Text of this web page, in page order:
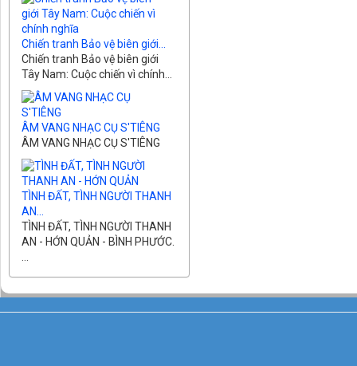
Chiến tranh Bảo vệ biên giới...
Chiến tranh Bảo vệ biên giới
Tây Nam: Cuộc chiến vì chính...
ÂM VANG NHẠC CỤ S'TIÊNG
ÂM VANG NHẠC CỤ S'TIÊNG
TÌNH ĐẤT, TÌNH NGƯỜI THANH
AN...
TÌNH ĐẤT, TÌNH NGƯỜI THANH
AN - HỚN QUẢN - BÌNH PHƯỚC.